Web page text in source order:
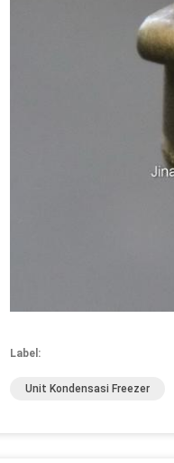
Label:
Unit Kondensasi Freezer